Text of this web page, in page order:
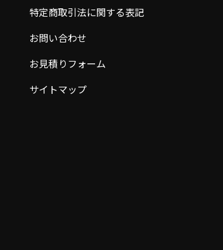
特定商取引法に関する表記
お問い合わせ
お見積りフォーム
サイトマップ